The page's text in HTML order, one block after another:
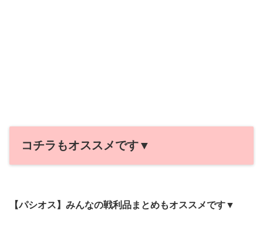
コチラもオススメです▼
【パシオス】みんなの戦利品まとめもオススメです▼